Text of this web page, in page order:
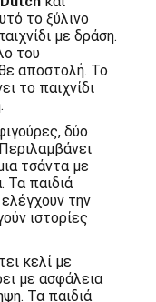
το ξύλινο
με δράση.
του
αποστολή. Το
το παιχνίδι
δύο
τσάντα με
Τα παιδιά
την
ιστορίες
κελί με
με ασφάλεια
Τα παιδιά